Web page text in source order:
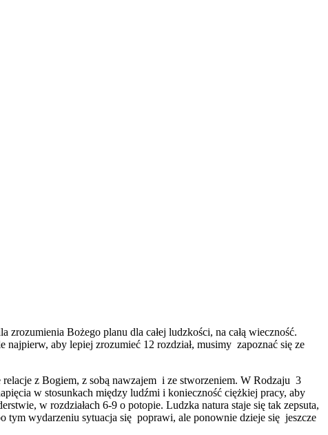
Bożego planu dla całej ludzkości, na całą wieczność.
aby lepiej zrozumieć 12 rozdział, musimy zapoznać się ze
z Bogiem, z sobą nawzajem i ze stworzeniem. W Rodzaju 3
w stosunkach między ludźmi i konieczność ciężkiej pracy, aby
w rozdziałach 6-9 o potopie. Ludzka natura staje się tak zepsuta,
wydarzeniu sytuacja się poprawi, ale ponownie dzieje się jeszcze